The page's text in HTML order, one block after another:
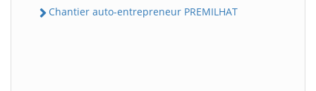
Chantier auto-entrepreneur PREMILHAT